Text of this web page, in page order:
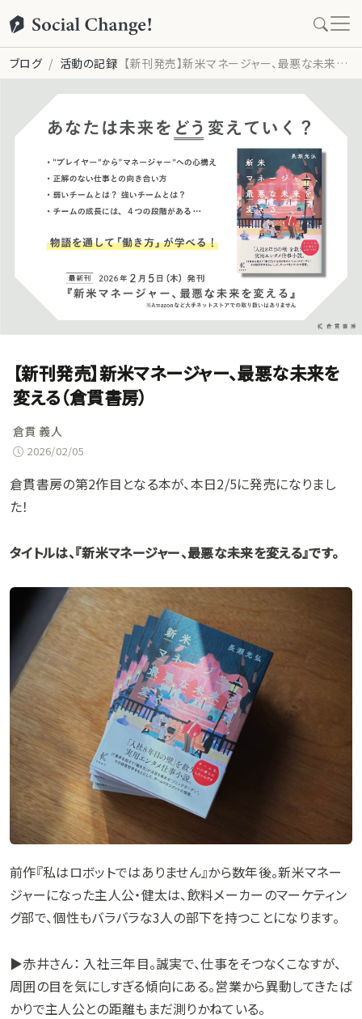
ブログ 活動の記録 【新刊発売】新米マネージャー、最悪な未来を変える（倉貫書房）
【新刊発売】新米マネージャー、最悪な未来を
変える（倉貫書房）
倉貫 義人
2026/02/05
倉貫書房の第2作目となる本が、本日2/5に発売になりまし
た！
タイトルは、『新米マネージャー、最悪な未来を変える』です。
前作『私はロボットではありません』から数年後。新米マネー
ジャーになった主人公・健太は、飲料メーカーのマーケティン
グ部で、個性もバラバラな3人の部下を持つことになります。
▶︎赤井さん： 入社三年目。誠実で、仕事をそつなくこなすが、
周囲の目を気にしすぎる傾向にある。営業から異動してきたば
かりで主人公との距離もまだ測りかねている。